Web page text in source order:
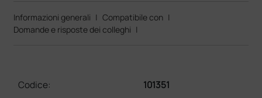
Informazioni generali | Compatibile con |
Domande e risposte dei colleghi |
Codice:
101351